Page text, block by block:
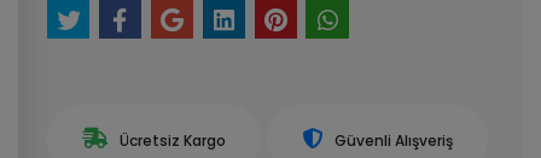
Ücretsiz Kargo Güvenli Alışveriş